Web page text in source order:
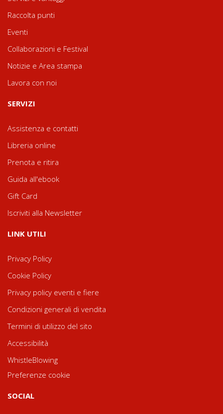
Raccolta punti
Eventi
Collaborazioni e Festival
Notizie e Area stampa
Lavora con noi
SERVIZI
Assistenza e contatti
Libreria online
Prenota e ritira
Guida all'ebook
Gift Card
Iscriviti alla Newsletter
LINK UTILI
Privacy Policy
Cookie Policy
Privacy policy eventi e fiere
Condizioni generali di vendita
Termini di utilizzo del sito
Accessibilità
WhistleBlowing
Preferenze cookie
SOCIAL